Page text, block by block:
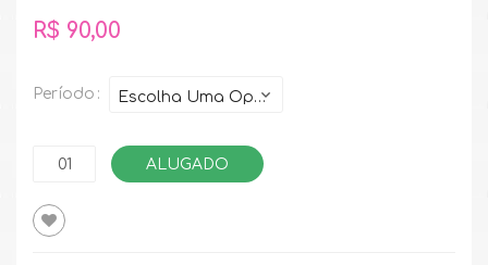
R$ 90,00
Período
ALUGADO